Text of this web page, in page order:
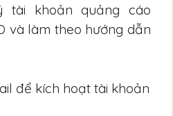
tài khoản quảng cáo
và làm theo hướng dẫn
để kích hoạt tài khoản